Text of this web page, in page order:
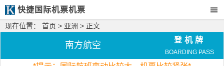
快捷国际机票机票
现在位置： 首页 > 亚洲 > 正文
南方航空
登机牌
BOARDING PASS